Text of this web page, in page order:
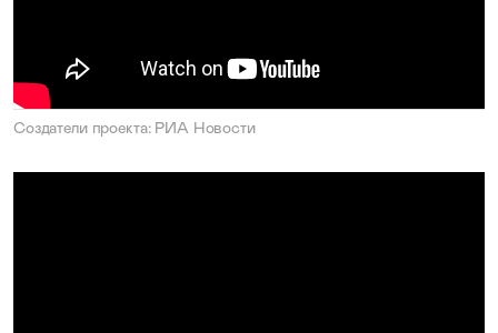
Создатели проекта: РИА Новости